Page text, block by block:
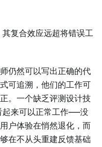
复合效应远超将错误工
仍然可以写出正确的代
可追溯，他们的工作可
。一个缺乏评测设计技
起来可以正常工作——没
户体验在悄然退化，而
在不从头重建反馈基础